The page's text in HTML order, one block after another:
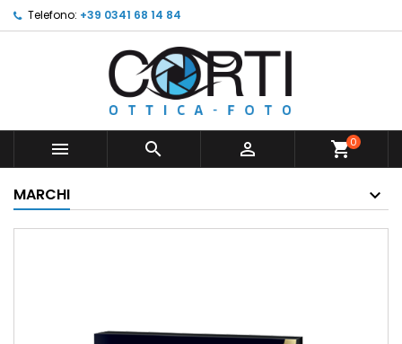
Telefono: +39 0341 68 14 84
   shopping_cart0
MARCHI